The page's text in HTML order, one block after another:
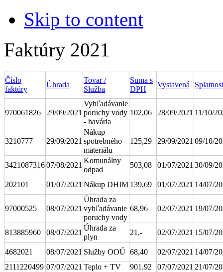
Skip to content
Faktúry 2021
Číslo
faktúry
Úhrada
Tovar /
Služba
Suma s
DPH
Vystavená
970061826 29/09/2021
Vyhľadávanie
poruchy vody
- havária
102,06 28/09/2021 11/10/
3210777 29/09/2021
Nákup
spotrebného
materiálu
125,29 29/09/2021 09/10/
342108731607/08/2021
Komunálny
odpad
503,08 01/07/2021 30/09/
202101 01/07/2021 Nákup DHIM 139,69 01/07/2021 14/07/
97000525 08/07/2021
Úhrada za
vyhľadávanie
poruchy vody
68,96 02/07/2021 19/07/
813885960 08/07/2021
Úhrada za
plyn
21,- 02/07/2021 15/07/
4682021 08/07/2021 Služby OOÚ 68,40 02/07/2021 14/07/
2111220499 07/07/2021 Teplo + TV 901,92 07/07/2021 21/07/